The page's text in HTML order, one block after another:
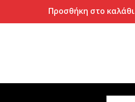
Προσθήκη στο καλάθι